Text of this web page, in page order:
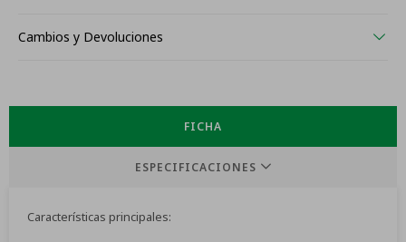
Cambios y Devoluciones
FICHA
ESPECIFICACIONES
Características principales: